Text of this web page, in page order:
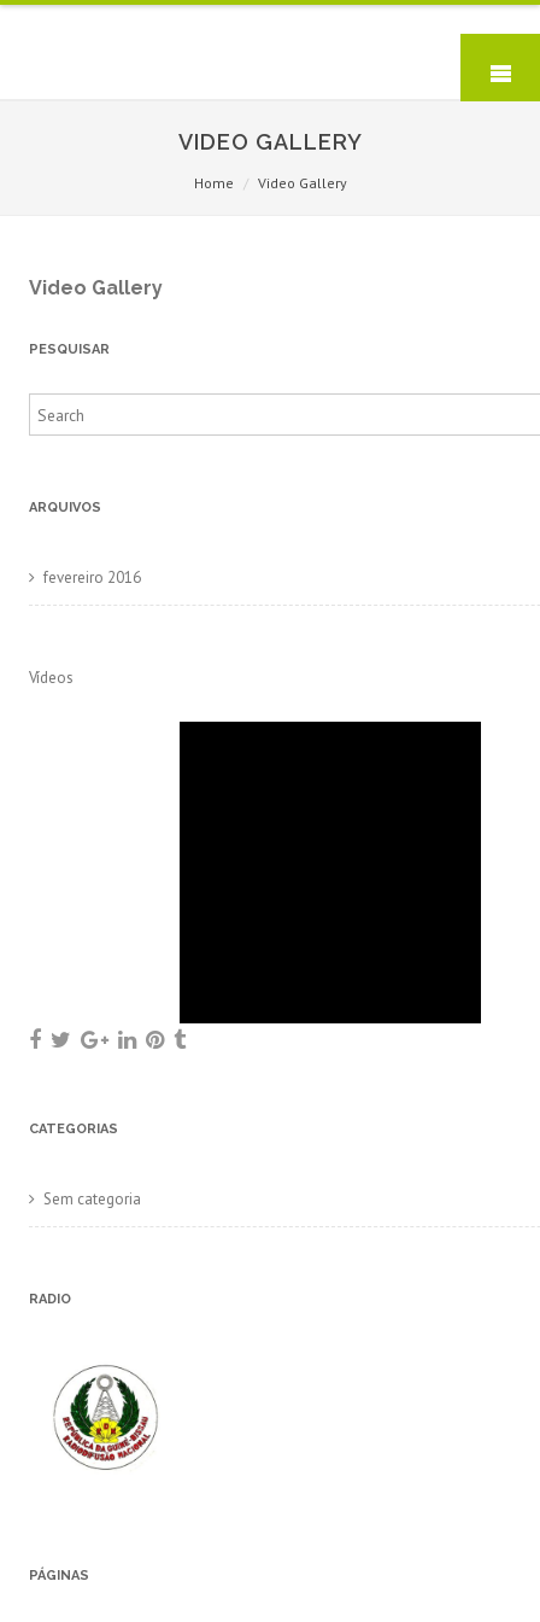
VIDEO GALLERY
Home Video Gallery
Video Gallery
PESQUISAR
Search
for:
ARQUIVOS
fevereiro 2016
Vídeos
CATEGORIAS
Sem categoria
RADIO
PÁGINAS